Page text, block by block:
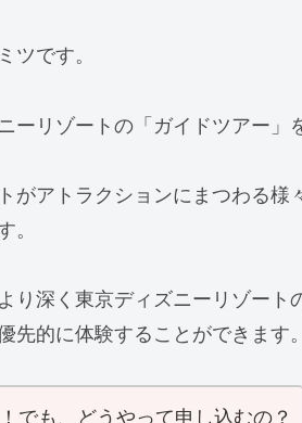
です。
ーリゾートの「ガイドツアー」
がアトラクションにまつわる
り深く東京ディズニーリゾー
先的に体験することができます。
でも、どうやって申し込むの？